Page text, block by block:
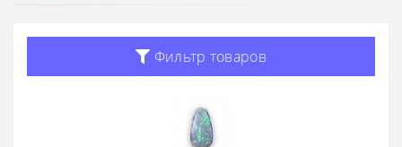
Фильтр товаров